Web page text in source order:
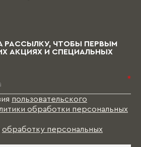
РАССЫЛКУ, ЧТОБЫ ПЕРВЫМ
АКЦИЯХ И СПЕЦИАЛЬНЫХ
*
пользовательского
обработки персональных
обработку персональных